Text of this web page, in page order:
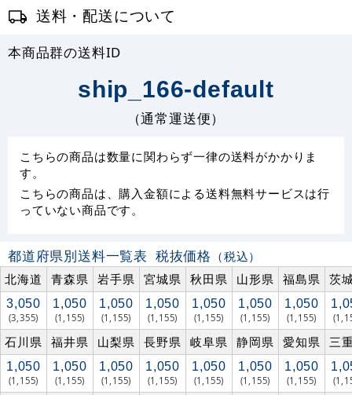
送料・配送について
本商品群の送料ID
ship_166-default
（通常運送便）
こちらの商品は数量に関わらず一律の送料がかかりま
す。
こちらの商品は、購入金額による送料無料サービスは行
っていない商品です。
都道府県別送料一覧表 税抜価格 （税込）
北海道
青森県 岩手県 宮城県 秋田県 山形県 福島県 茨
3,050
(3,355)
1,050
(1,155)
1,050
(1,155)
1,050
(1,155)
1,050
(1,155)
1,050
(1,155)
1,050
(1,155)
石川県 福井県 山梨県 長野県 岐阜県 静岡県 愛知県 三
1,050
(1,155)
1,050
(1,155)
1,050
(1,155)
1,050
(1,155)
1,050
(1,155)
1,050
(1,155)
1,050
(1,155)